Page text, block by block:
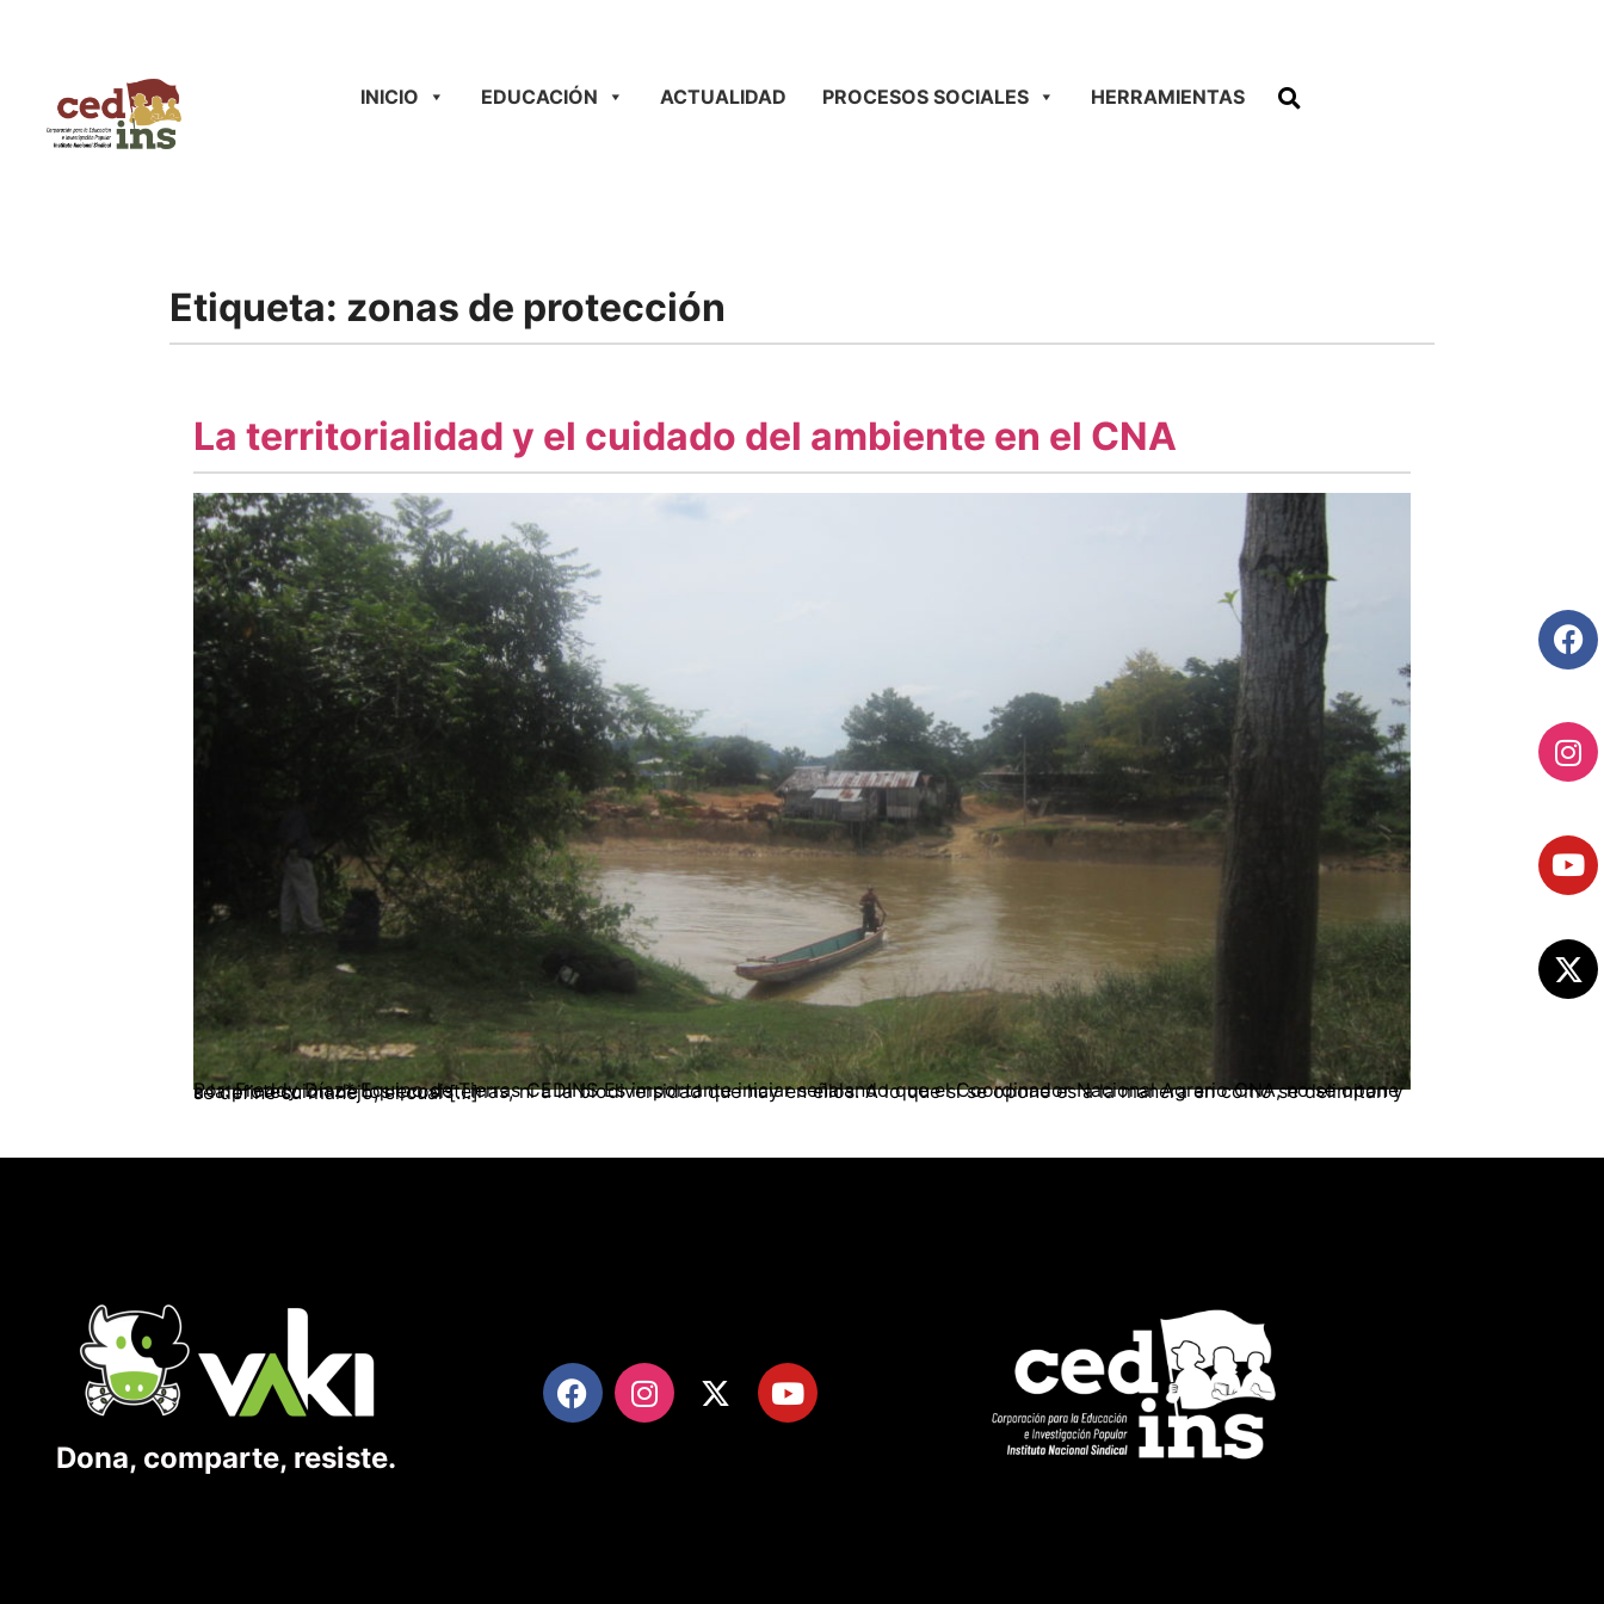
INICIO EDUCACIÓN ACTUALIDAD PROCESOS SOCIALES HERRAMIENTAS
Etiqueta: zonas de protección
La territorialidad y el cuidado del ambiente en el CNA
Por: Freddy Díaz* Equipo de Tierras CEDINS Es importante iniciar señalando que el Coordinador Nacional Agrario CNA, no se opone a la protección de los ecosistemas, ni a la biodiversidad que hay en ellos. A lo que sí se opone es a la manera en cómo se delimitan y se define su manejo, el cual […]
Dona, comparte, resiste.